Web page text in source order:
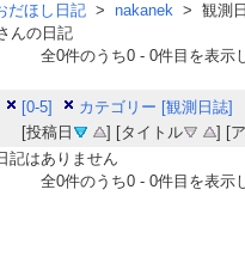
だほし日記 > nakanek > 観測
んの日記
全0件のうち0- 0件目を表示
[0-5]
カテゴリー [観測日誌]
[投稿日
] [タイトル ] [
記はありません
全0件のうち0- 0件目を表示